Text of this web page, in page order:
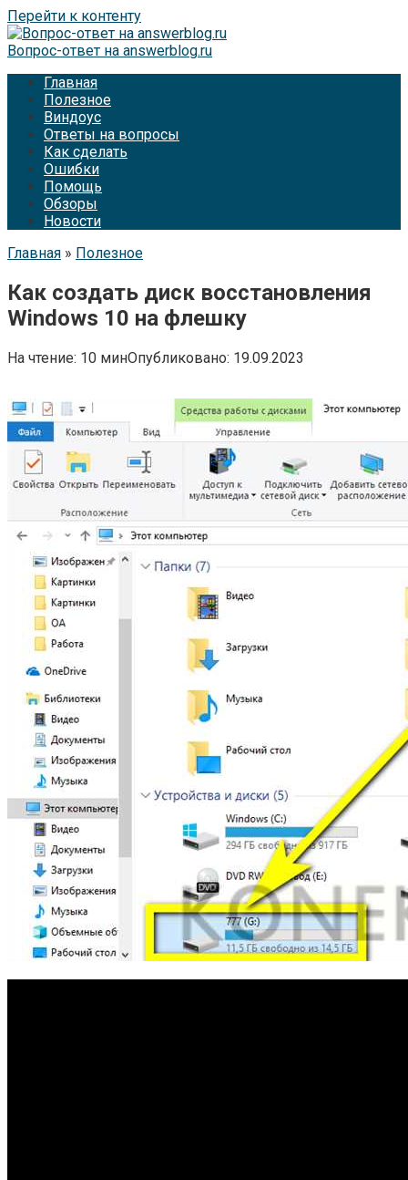
Перейти к контенту
Вопрос-ответ на answerblog.ru
Главная
Полезное
Виндоус
Ответы на вопросы
Как сделать
Ошибки
Помощь
Обзоры
Новости
Главная » Полезное
Как создать диск восстановления
Windows 10 на флешку
На чтение: 10 минОпубликовано: 19.09.2023